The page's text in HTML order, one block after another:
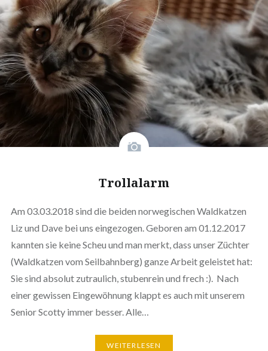
Trollalarm
Am 03.03.2018 sind die beiden norwegischen Waldkatzen
Liz und Dave bei uns eingezogen. Geboren am 01.12.2017
kannten sie keine Scheu und man merkt, dass unser Züchter
(Waldkatzen vom Seilbahnberg) ganze Arbeit geleistet hat:
Sie sind absolut zutraulich, stubenrein und frech :). Nach
einer gewissen Eingewöhnung klappt es auch mit unserem
Senior Scotty immer besser. Alle…
WEITERLESEN